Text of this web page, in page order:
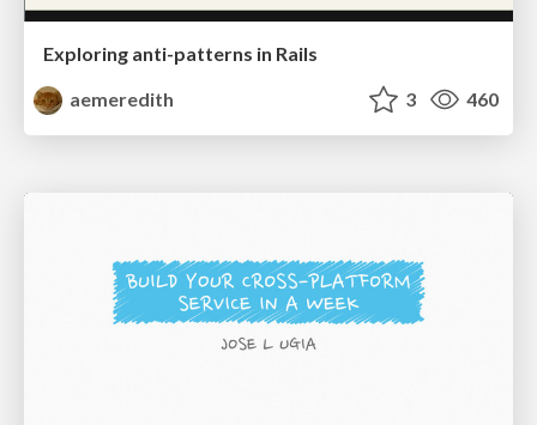
Exploring anti-patterns in Rails
aemeredith
3 460